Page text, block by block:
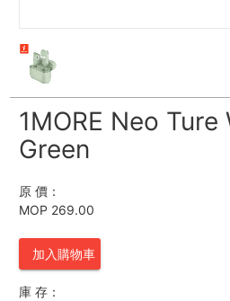
1MORE Neo Ture
Green
原 價：
MOP 269.00
加入購物車
庫 存：